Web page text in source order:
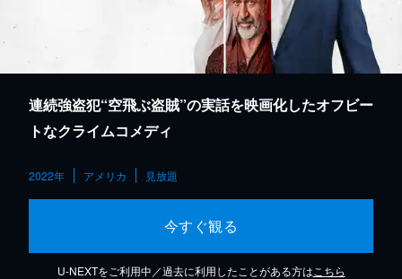
連続強盗犯“空飛ぶ盗賊”の実話を映画化したオフビー
トなクライムコメディ
2022年 アメリカ 見放題
今すぐ観る
U-NEXTをご利用中／過去に利用したことがある方は こちら